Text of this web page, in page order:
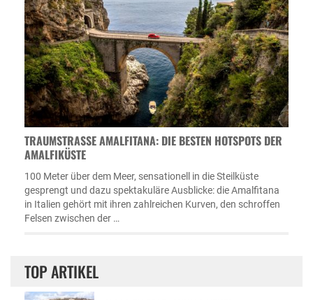
TRAUMSTRASSE AMALFITANA: DIE BESTEN HOTSPOTS DER A
MALFIKÜSTE
100 Meter über dem Meer, sensationell in die Steilküste
gesprengt und dazu spektakuläre Ausblicke: die Amalfitana
in Italien gehört mit ihren zahlreichen Kurven, den schroffen
Felsen zwischen der …
TOP ARTIKEL